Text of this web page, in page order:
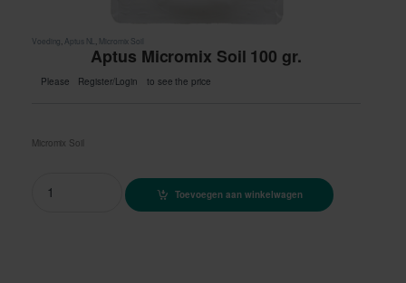
Voeding Aptus NL Micromix Soil
Aptus Micromix Soil 100 gr.
Please Register/Login to see the price
Micromix Soil
Aptus Micromix Soil 100 gr. quantity
Toevoegen aan winkelwagen